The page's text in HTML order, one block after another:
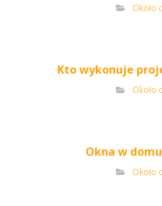
Około
Kto wykonuje
Około
Okna w
Około